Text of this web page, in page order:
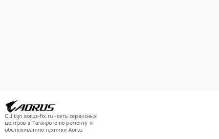
СЦ tgn.aorus-fix.ru - сеть сервисных
центров в Таганроге по ремонту и
обслуживанию техники Aorus